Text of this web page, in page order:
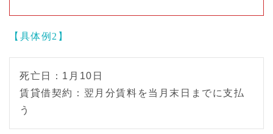
【具体例2】
死亡日：1月10日
賃貸借契約：翌月分賃料を当月末日までに支払
う